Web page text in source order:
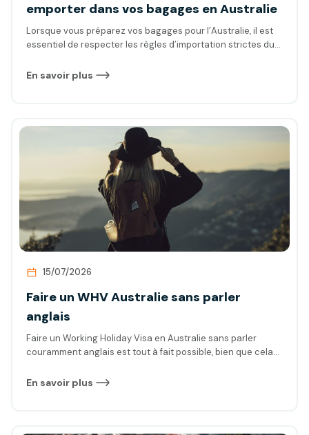
emporter dans vos bagages en Australie
Lorsque vous préparez vos bagages pour l’Australie, il est
essentiel de respecter les règles d’importation strictes du
médicaments sous ordonnance et l’équipement de
En savoir plus
15/07/2026
Faire un WHV Australie sans parler
anglais
Faire un Working Holiday Visa en Australie sans parler
couramment anglais est tout à fait possible, bien que cela
être : Comment vais-je réussir à me faire comprendre ?
En savoir plus